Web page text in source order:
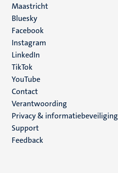
Maastricht
Social
media
Bluesky
Facebook
Instagram
LinkedIn
TikTok
YouTube
Menu
footer
(NL)
Contact
Verantwoording
Privacy & informatiebeveiliging
Support
Feedback